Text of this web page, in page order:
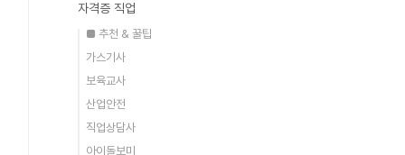
자격증 직업
■ 추천 & 꿀팁
가스기사
보육교사
산업안전
직업상담사
아이돌보미